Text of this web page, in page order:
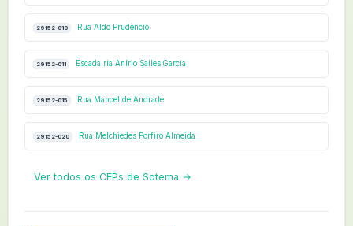
29152-010 Rua Aldo Prudêncio
29152-011 Escada ria Anírio Salles Garcia
29152-015 Rua Manoel de Andrade
29152-020 Rua Melchiedes Porfiro Almeida
Ver todos os CEPs de Sotema →